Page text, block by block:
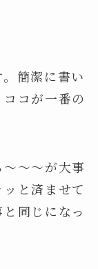
簡潔に書い
コが一番の
～～が大事
と済ませて
同じになっ